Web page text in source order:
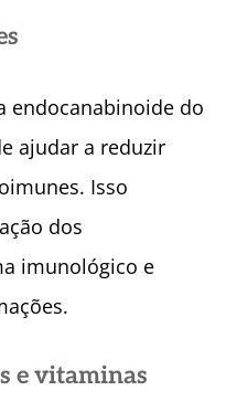
endocanabinoide do
ajudar a reduzir
Isso
dos
imunológico e
e vitaminas